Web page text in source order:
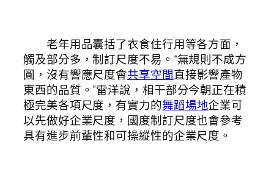
老年用品囊括了衣食住行用等各方面，
觸及部分多，制訂尺度不易。“無規則不成方
圓，沒有響應尺度會共享空間直接影響產物
東西的品質。”雷洋說，相干部分今朝正在積
極完美各項尺度，有實力的舞蹈場地企業可
以先做好企業尺度，國度制訂尺度也會參考
具有進步前輩性和可操縱性的企業尺度。